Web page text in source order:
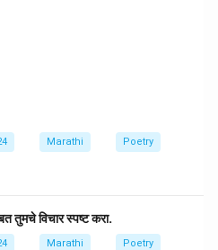
Marathi Poetry
तुमचे विचार स्पष्ट करा.
Marathi Poetry